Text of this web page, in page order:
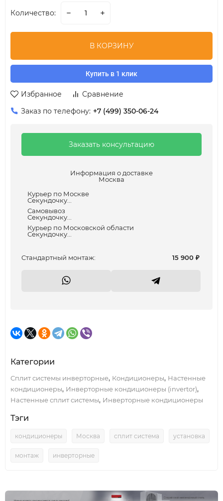
Количество:
В КОРЗИНУ
Купить в 1 клик
Избранное
Сравнение
Заказ по телефону: +7 (499) 350-06-24
Заказать консультацию
Информация о доставке
Москва
Курьер по Москве
Секундочку...
Самовывоз
Секундочку...
Курьер по Московской области
Секундочку...
Cтандартный монтаж: 15 900 ₽
Категории
Сплит системы инверторные, Кондиционеры, Настенные
кондиционеры, Инверторные кондиционеры (invertor),
Настенные сплит системы, Инверторные кондиционеры
Тэги
кондиционеры Москва сплит система установка
монтаж инверторные